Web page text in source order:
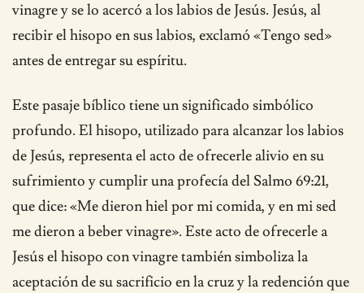
vinagre y se lo acercó a los labios de Jesús. Jesús, al
recibir el hisopo en sus labios, exclamó «Tengo sed»
antes de entregar su espíritu.
Este pasaje bíblico tiene un significado simbólico
profundo. El hisopo, utilizado para alcanzar los labios
de Jesús, representa el acto de ofrecerle alivio en su
sufrimiento y cumplir una profecía del Salmo 69:21,
que dice: «Me dieron hiel por mi comida, y en mi sed
me dieron a beber vinagre». Este acto de ofrecerle a
Jesús el hisopo con vinagre también simboliza la
aceptación de su sacrificio en la cruz y la redención que